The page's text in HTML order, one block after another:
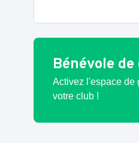
Bénévole
Activez l'espace de
votre club !